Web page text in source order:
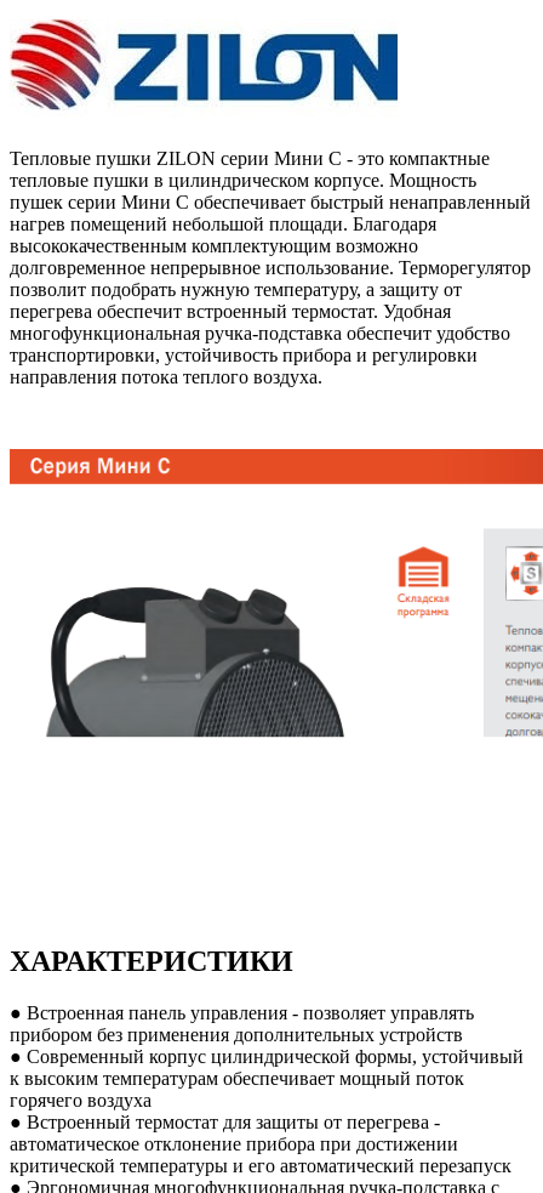
Тепловые пушки ZILON серии Мини С - это компактные
тепловые пушки в цилиндрическом корпусе. Мощность
пушек серии Мини С обеспечивает быстрый ненаправленный
нагрев помещений небольшой площади. Благодаря
высококачественным комплектующим возможно
долговременное непрерывное использование. Терморегулятор
позволит подобрать нужную температуру, а защиту от
перегрева обеспечит встроенный термостат. Удобная
многофункциональная ручка-подставка обеспечит удобство
транспортировки, устойчивость прибора и регулировки
направления потока теплого воздуха.
ХАРАКТЕРИСТИКИ
● Встроенная панель управления - позволяет управлять
прибором без применения дополнительных устройств
● Современный корпус цилиндрической формы, устойчивый
к высоким температурам обеспечивает мощный поток
горячего воздуха
● Встроенный термостат для защиты от перегрева -
автоматическое отклонение прибора при достижении
критической температуры и его автоматический перезапуск
● Эргономичная многофункциональная ручка-подставка с